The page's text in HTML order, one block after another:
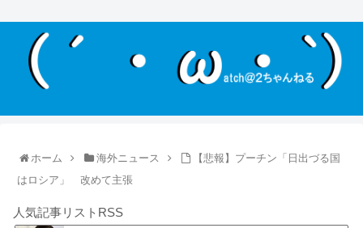
ホーム 海外ニュース
【悲報】プーチン「日出づる国
はロシア」 改めて主張
人気記事リストRSS